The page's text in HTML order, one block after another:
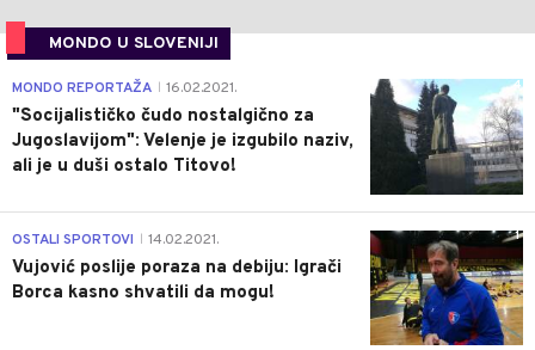
MONDO U SLOVENIJI
4
MONDO REPORTAŽA 16.02.2021.
"Socijalističko čudo nostalgično za
Jugoslavijom": Velenje je izgubilo naziv,
ali je u duši ostalo Titovo!
1
OSTALI SPORTOVI 14.02.2021.
Vujović poslije poraza na debiju: Igrači
Borca kasno shvatili da mogu!